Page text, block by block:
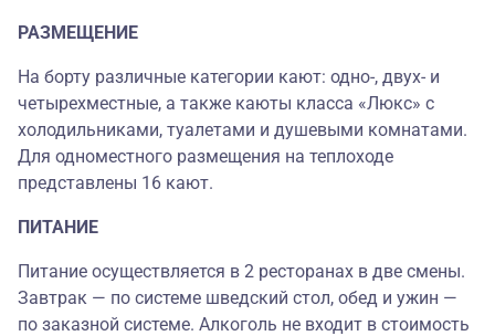
РАЗМЕЩЕНИЕ
На борту различные категории кают: одно-, двух- и
четырехместные, а также каюты класса «Люкс» с
холодильниками, туалетами и душевыми комнатами.
Для одноместного размещения на теплоходе
представлены 16 кают.
ПИТАНИЕ
Питание осуществляется в 2 ресторанах в две смены.
Завтрак — по системе шведский стол, обед и ужин —
по заказной системе. Алкоголь не входит в стоимость